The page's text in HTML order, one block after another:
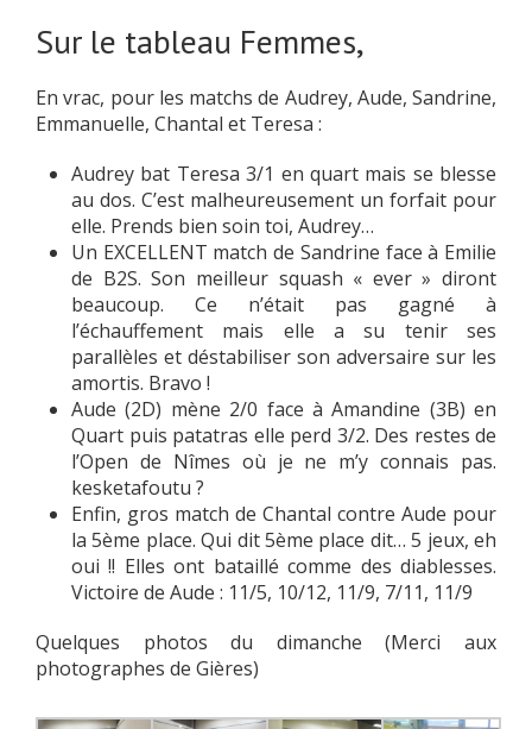
Sur le tableau Femmes,
En vrac, pour les matchs de Audrey, Aude, Sandrine,
Emmanuelle, Chantal et Teresa :
Audrey bat Teresa 3/1 en quart mais se blesse
au dos. C’est malheureusement un forfait pour
elle. Prends bien soin toi, Audrey…
Un EXCELLENT match de Sandrine face à Emilie
de B2S. Son meilleur squash « ever » diront
beaucoup. Ce n’était pas gagné à
l’échauffement mais elle a su tenir ses
parallèles et déstabiliser son adversaire sur les
amortis. Bravo !
Aude (2D) mène 2/0 face à Amandine (3B) en
Quart puis patatras elle perd 3/2. Des restes de
l’Open de Nîmes où je ne m’y connais pas.
kesketafoutu ?
Enfin, gros match de Chantal contre Aude pour
la 5ème place. Qui dit 5ème place dit… 5 jeux, eh
oui !! Elles ont bataillé comme des diablesses.
Victoire de Aude : 11/5, 10/12, 11/9, 7/11, 11/9
Quelques photos du dimanche (Merci aux
photographes de Gières)